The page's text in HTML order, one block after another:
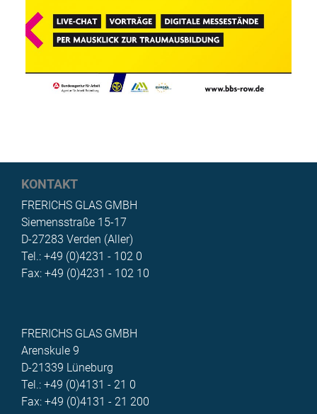
KONTAKT
FRERICHS GLAS GMBH
Siemensstraße 15-17
D-27283 Verden (Aller)
Tel.: +49 (0)4231 - 102 0
Fax: +49 (0)4231 - 102 10
FRERICHS GLAS GMBH
Arenskule 9
D-21339 Lüneburg
Tel.: +49 (0)4131 - 21 0
Fax: +49 (0)4131 - 21 200